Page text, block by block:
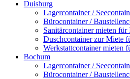
Duisburg
Lagercontainer /
Bürocontainer /
Sanitärcontainer mieten für
Duschcontainer zur Miete
Werkstattcontainer mieten
Bochum
Lagercontainer /
Bürocontainer /